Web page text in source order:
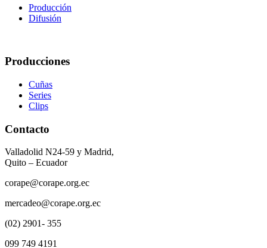
Producción
Difusión
Producciones
Cuñas
Series
Clips
Contacto
Valladolid N24-59 y Madrid,
Quito – Ecuador
corape@corape.org.ec
mercadeo@corape.org.ec
(02) 2901- 355
099 749 4191